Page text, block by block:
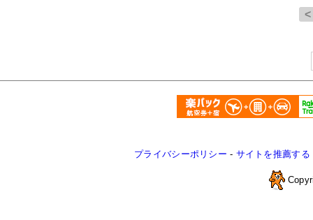
プライバシーポリシー - サイトを推薦する